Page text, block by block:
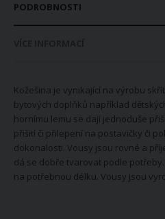
PODROBNOSTI
Kožešina je vynikající na výrobu
bytových doplňků například
hornímu lemu se dají jednoduše
přišití či přilepení na postavičky či
dokonalosti. Vousy jsou rovné a
dá se dobře tvarovat podle
na potřebnou délku. Vousy jsou